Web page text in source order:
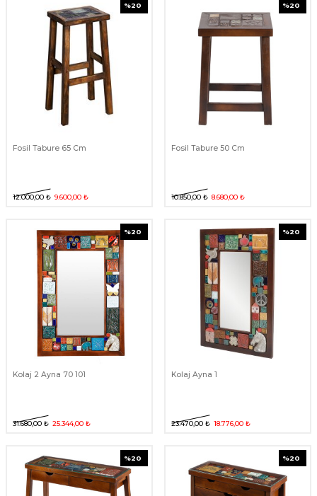
%20
Fosil Tabure 65 Cm
12.000,00 ₺ 9.600,00 ₺
%20
Fosil Tabure 50 Cm
10.850,00 ₺ 8.680,00 ₺
%20
Kolaj 2 Ayna 70 101
31.680,00 ₺ 25.344,00 ₺
%20
Kolaj Ayna 1
23.470,00 ₺ 18.776,00 ₺
%20 %20